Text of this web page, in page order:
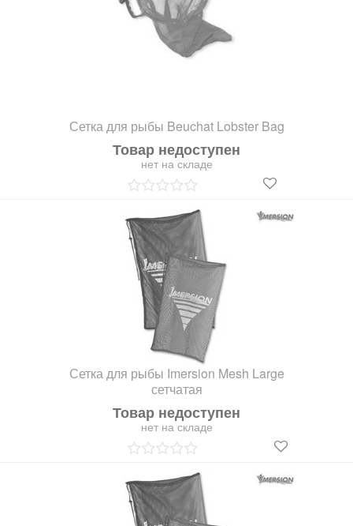
Сетка для рыбы Beuchat Lobster Bag
Товар недоступен
нет на складе
Сетка для рыбы Imersion Mesh Large
сетчатая
Товар недоступен
нет на складе